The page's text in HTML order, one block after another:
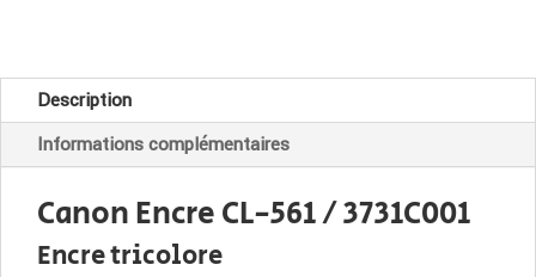
Description
Informations complémentaires
Canon Encre CL-561 / 3731C001
Encre tricolore